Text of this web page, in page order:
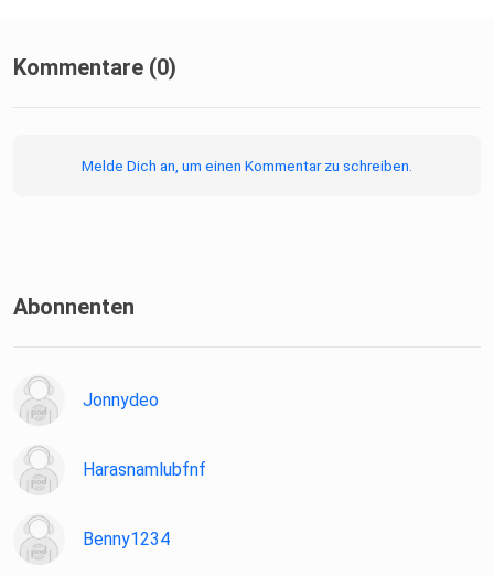
Kommentare (0)
Melde Dich an, um einen Kommentar zu schreiben.
Abonnenten
Jonnydeo
Harasnamlubfnf
Benny1234